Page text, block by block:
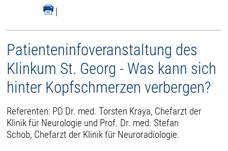
|
Patienteninfoveranstaltung des
Klinkum St. Georg - Was kann sich
hinter Kopfschmerzen verbergen?
Referenten: PD Dr. med. Torsten Kraya, Chefarzt der
Klinik für Neurologie und Prof. Dr. med. Stefan
Schob, Chefarzt der Klinik für Neuroradiologie.